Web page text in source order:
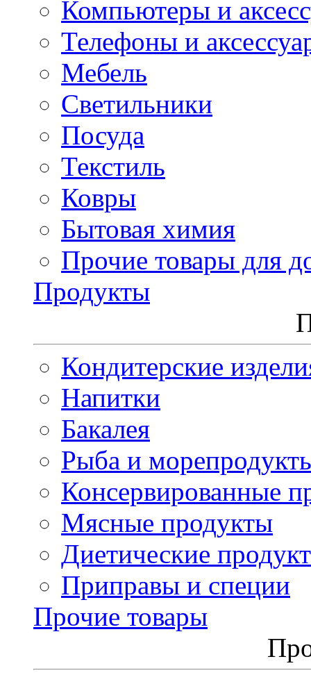
Компьютеры и
Телефоны и
Мебель
Светильники
Посуда
Текстиль
Ковры
Бытовая химия
Прочие товары для
Продукты
Кондитерские
Напитки
Бакалея
Рыба и
Консервированные
Мясные продукты
Диетические
Приправы и специи
Прочие товары